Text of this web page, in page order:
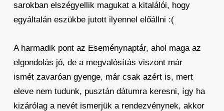
sarokban elszégyellik magukat a kitalálói, hogy
egyáltalán eszükbe jutott ilyennel előállni :(
A harmadik pont az Eseménynaptár, ahol maga az
elgondolás jó, de a megvalósítás viszont már
ismét zavaróan gyenge, már csak azért is, mert
eleve nem tudunk, pusztán dátumra keresni, így ha
kizárólag a nevét ismerjük a rendezvénynek, akkor